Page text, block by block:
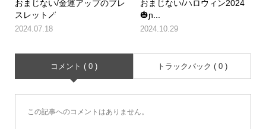
おまじない/金運アップのブレ
スレット🪄
2024.07.18
おまじない/ハロウィン2024
🎃ɲ...
2024.10.29
コメント ( 0 ) トラックバック ( 0 )
この記事へのコメントはありません。